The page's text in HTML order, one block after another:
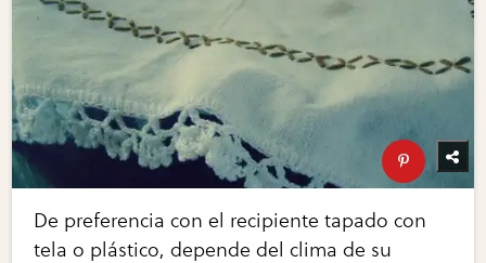
De preferencia con el recipiente tapado con
tela o plástico, depende del clima de su